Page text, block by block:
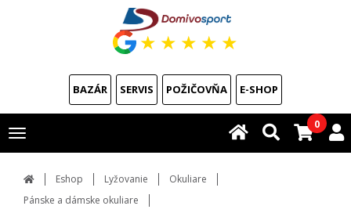
★ ★ ★ ★ ★
BAZÁR SERVIS POŽIČOVŇA E-SHOP
Toggle
navigation
0
Eshop Lyžovanie
Okuliare
Pánske a dámske okuliare